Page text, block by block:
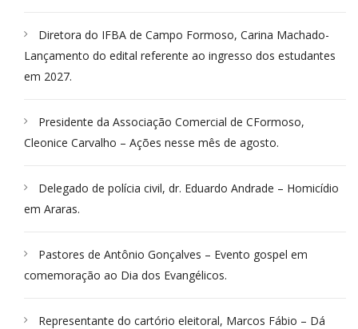
Diretora do IFBA de Campo Formoso, Carina Machado-
Lançamento do edital referente ao ingresso dos estudantes
em 2027.
Presidente da Associação Comercial de CFormoso,
Cleonice Carvalho – Ações nesse mês de agosto.
Delegado de polícia civil, dr. Eduardo Andrade – Homicídio
em Araras.
Pastores de Antônio Gonçalves – Evento gospel em
comemoração ao Dia dos Evangélicos.
Representante do cartório eleitoral, Marcos Fábio – Dá